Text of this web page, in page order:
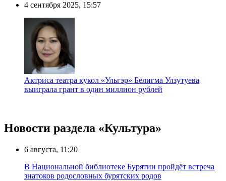
4 сентября 2025, 15:57
Актриса театра кукол «Ульгэр» Белигма Улзутуева
выиграла грант в один миллион рублей
Новости раздела «Культура»
6 августа, 11:20
В Национальной библиотеке Бурятии пройдёт встреча
знатоков родословных бурятских родов